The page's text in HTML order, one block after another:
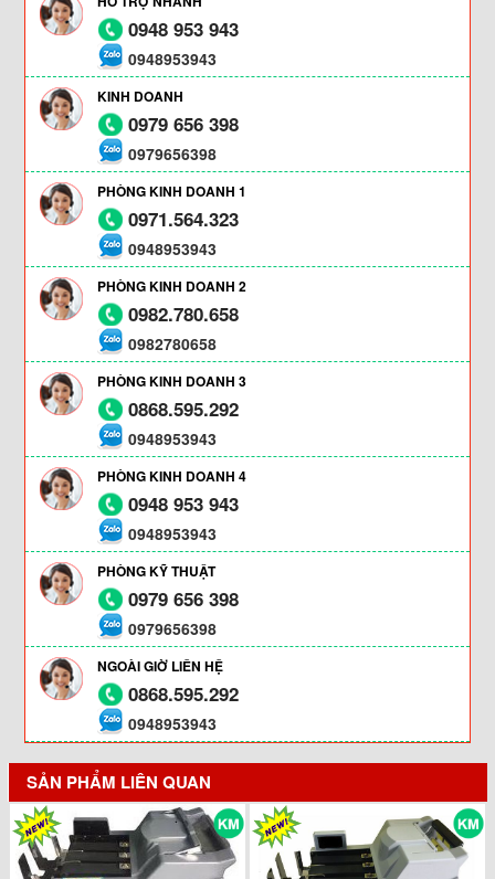
0948 953 943
0948953943
KINH DOANH
0979 656 398
0979656398
PHÒNG KINH DOANH 1
0971.564.323
0948953943
PHÒNG KINH DOANH 2
0982.780.658
0982780658
PHÒNG KINH DOANH 3
0868.595.292
0948953943
PHÒNG KINH DOANH 4
0948 953 943
0948953943
PHÒNG KỸ THUẬT
0979 656 398
0979656398
NGOÀI GIỜ LIÊN HỆ
0868.595.292
0948953943
SẢN PHẨM LIÊN QUAN